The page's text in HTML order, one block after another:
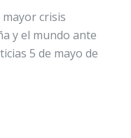
crisis
y el mundo ante
5 de mayo de